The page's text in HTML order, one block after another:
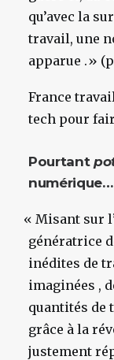
qu’avec la
travail, une
apparue .»
France
tech pour
Pourtant
numérique…
« Misant sur
génératrice
inédites de
imaginées ,
quantités de
grâce à la
justement